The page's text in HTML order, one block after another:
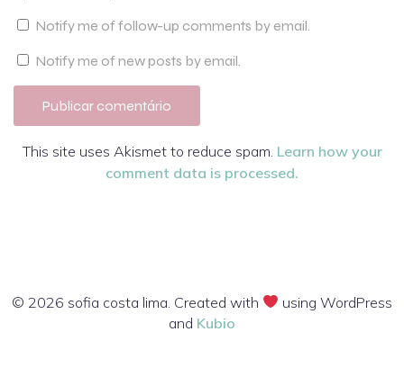
Notify me of follow-up comments by email.
Notify me of new posts by email.
This site uses Akismet to reduce spam. Learn how your
comment data is processed.
© 2026 sofia costa lima. Created with
using WordPress
and Kubio